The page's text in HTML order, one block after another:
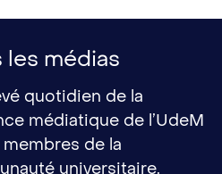
les médias
quotidien de la
médiatique de l’UdeM
de la
universitaire.